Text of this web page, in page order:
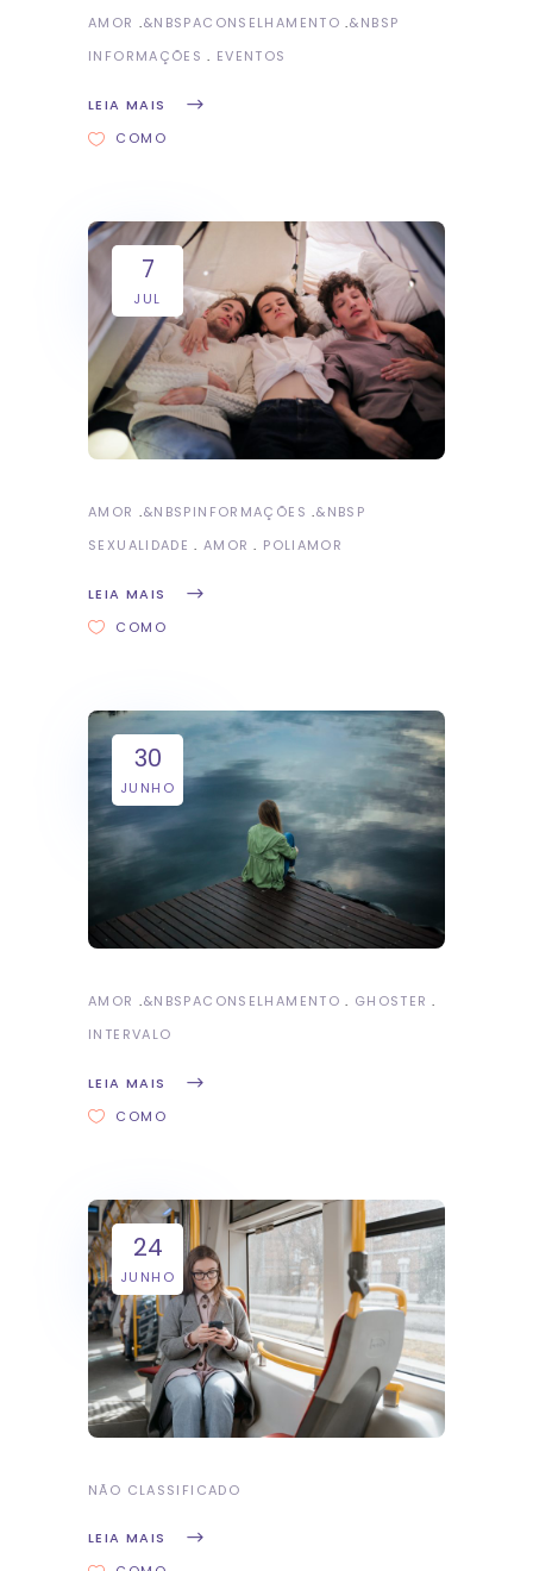
AMOR &NBSPACONSELHAMENTO &NBSP
INFORMAÇÕES
EVENTOS
LEIA MAIS
COMO
7
JUL
AMOR &NBSPINFORMAÇÕES
&NBSP
SEXUALIDADE
AMOR POLIAMOR
LEIA MAIS
COMO
30
JUNHO
AMOR &NBSPACONSELHAMENTO
GHOSTER
INTERVALO
LEIA MAIS
COMO
24
JUNHO
NÃO CLASSIFICADO
LEIA MAIS